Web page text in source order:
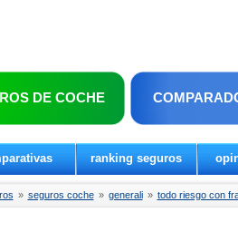
DE COCHE
ranking seguros
» seguros coche » generali » todo riesgo con